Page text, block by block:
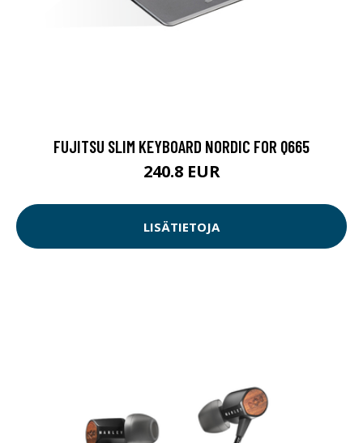
FUJITSU SLIM KEYBOARD NORDIC FOR Q665
240.8 EUR
LISÄTIETOJA